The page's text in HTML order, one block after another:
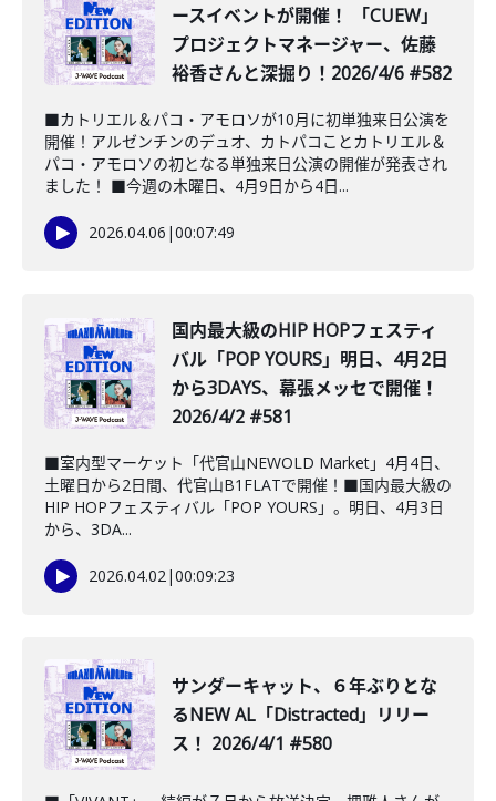
ースイベントが開催！ 「CUEW」
プロジェクトマネージャー、佐藤
裕香さんと深掘り！2026/4/6 #582
■カトリエル＆パコ・アモロソが10月に初単独来日公演を
開催！アルゼンチンのデュオ、カトパコことカトリエル＆
パコ・アモロソの初となる単独来日公演の開催が発表され
ました！ ■今週の木曜日、4月9日から4日...
2026.04.06 |00:07:49
国内最大級のHIP HOPフェスティ
バル「POP YOURS」明日、4月2日
から3DAYS、幕張メッセで開催！
2026/4/2 #581
■室内型マーケット「代官山NEWOLD Market」4月4日、
土曜日から2日間、代官山B1FLATで開催！■国内最大級の
HIP HOPフェスティバル「POP YOURS」。明日、4月3日
から、3DA...
2026.04.02|00:09:23
サンダーキャット、６年ぶりとな
るNEW AL「Distracted」リリー
ス！ 2026/4/1 #580